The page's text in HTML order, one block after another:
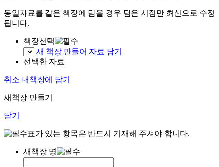
동일자료를 같은 책장에 담을 경우 담은 시점만 최신으로 수정
됩니다.
책장선택
새 책장 만들어 자료 담기
선택한 자료
취소 내책장에 담기
새책장 만들기
닫기
표가 있는 항목은 반드시 기재해 주셔야 합니다.
새책장 명